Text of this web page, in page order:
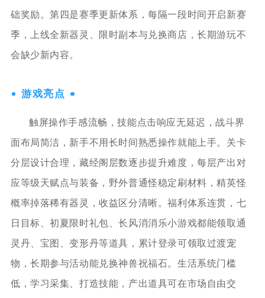
础奖励。第四是赛季更新体系，每隔一段时间开启新赛
季，上线全新器灵、限时副本与兑换商店，长期游玩不
会缺少新内容。
游戏亮点
触屏操作手感流畅，技能点击响应无延迟，战斗界
面布局简洁，新手不用长时间熟悉操作就能上手。关卡
分层设计合理，藏经阁层数逐步提升难度，每层产出对
应等级天赋点与装备，野外普通怪稳定刷材料，精英怪
概率掉落稀有器灵，收益区分清晰。福利体系连贯，七
日目标、初夏限时礼包、长风消消乐小游戏都能领取通
灵丹、宝图、变形丹等道具，累计登录可领取过渡宠
物，长期参与活动能兑换神兽祝福石。生活系统门槛
低，学习采集、打造技能，产出道具可在市场自由交